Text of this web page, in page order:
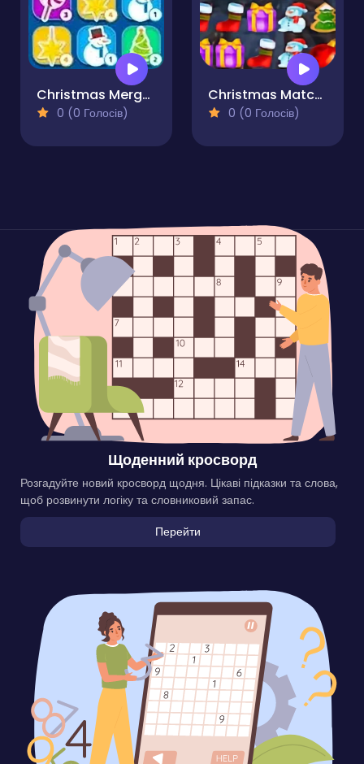
Christmas Merge - Match 3 Puzzle
0 (0 Голосів)
Christmas Matching Game
0 (0 Голосів)
Щоденний кросворд
Розгадуйте новий кросворд щодня. Цікаві підказки та слова,
щоб розвинути логіку та словниковий запас.
Перейти